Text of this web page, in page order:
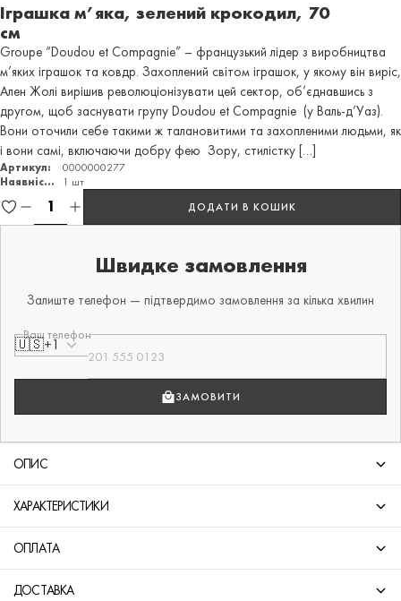
Іграшка м’яка, зелений крокодил, 70
см
Groupe “Doudou et Compagnie” – французький лідер з виробництва
м’яких іграшок та ковдр. Захоплений світом іграшок, у якому він виріс,
Ален Жолі вирішив революціонізувати цей сектор, об’єднавшись з
другом, щоб заснувати групу Doudou et Compagnie (у Валь-д’Уаз).
Вони оточили себе такими ж талановитими та захопленими людьми, як
і вони самі, включаючи добру фею Зору, стилістку […]
Артикул:
0000000277
Наявність:
1 шт
ДОДАТИ В КОШИК
Швидке замовлення
Залиште телефон — підтвердимо замовлення за кілька хвилин
Ваш телефон
🇺🇸+1
ЗАМОВИТИ
ОПИС
ХАРАКТЕРИСТИКИ
ОПЛАТА
ДОСТАВКА